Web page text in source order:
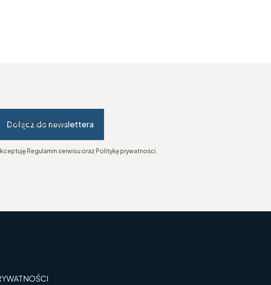
Twój adres e-mail
Dołącz do newslettera
Regulamin serwisu oraz Politykę prywatności.
stopce